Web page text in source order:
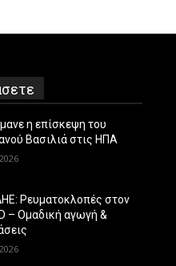
η επίσκεψη του
Βασιλιά στις ΗΠΑ
Ρευματοκλοπές στον
– Ομαδική αγωγή &